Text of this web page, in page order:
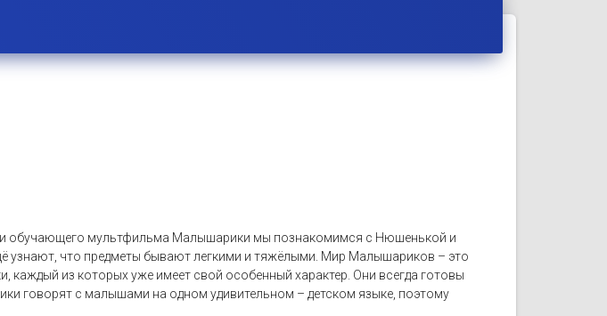
обучающего мультфильма Малышарики мы познакомимся с Нюшенькой и
узнают, что предметы бывают легкими и тяжёлыми. Мир Малышариков – это
из которых уже имеет свой особенный характер. Они всегда готовы
говорят с малышами на одном удивительном – детском языке, поэтому